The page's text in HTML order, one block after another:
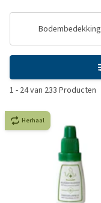
Bodembedekking
1 - 24van 233 Producten
Herhaal